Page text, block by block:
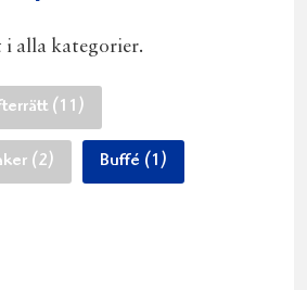
i alla kategorier.
(11)
(2) Buffé (1)